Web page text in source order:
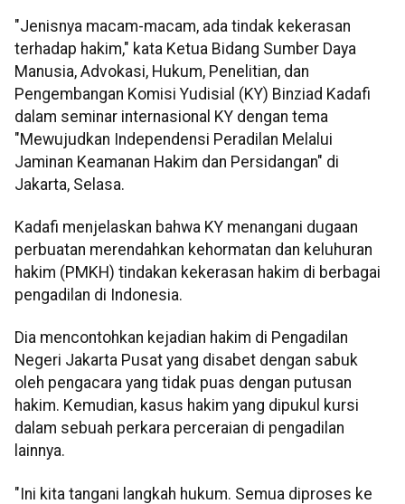
"Jenisnya macam-macam, ada tindak kekerasan
terhadap hakim," kata Ketua Bidang Sumber Daya
Manusia, Advokasi, Hukum, Penelitian, dan
Pengembangan Komisi Yudisial (KY) Binziad Kadafi
dalam seminar internasional KY dengan tema
"Mewujudkan Independensi Peradilan Melalui
Jaminan Keamanan Hakim dan Persidangan" di
Jakarta, Selasa.
Kadafi menjelaskan bahwa KY menangani dugaan
perbuatan merendahkan kehormatan dan keluhuran
hakim (PMKH) tindakan kekerasan hakim di berbagai
pengadilan di Indonesia.
Dia mencontohkan kejadian hakim di Pengadilan
Negeri Jakarta Pusat yang disabet dengan sabuk
oleh pengacara yang tidak puas dengan putusan
hakim. Kemudian, kasus hakim yang dipukul kursi
dalam sebuah perkara perceraian di pengadilan
lainnya.
"Ini kita tangani langkah hukum. Semua diproses ke